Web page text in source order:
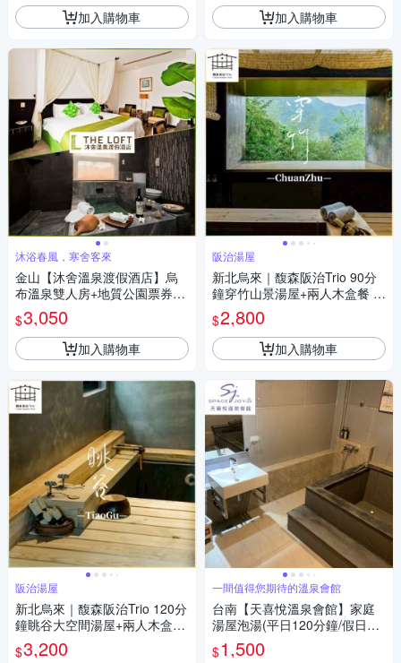
加入購物車
沐浴春風，寒舍客來
金山【沐舍溫泉渡假酒店】烏
布溫泉雙人房+地質公園票券兩
張(MO26)
$3,050
加入購物車
阪治湯屋
新北烏來｜馥森阪治Trio 120分
鐘眺谷大空間湯屋+兩人木盒餐
平假日通用券 淡季方案(MO26)
$3,200
加入購物車
阪治湯屋
新北烏來｜馥森阪治Trio 90分
鐘穿竹山景湯屋+兩人木盒餐 平
假日通用券 淡季方案(MO26)
$2,800
加入購物車
一間值得您期待的溫泉會館
台南【天喜悅溫泉會館】家庭
湯屋泡湯(平日120分鐘/假日90
分鐘)MO
$1,500